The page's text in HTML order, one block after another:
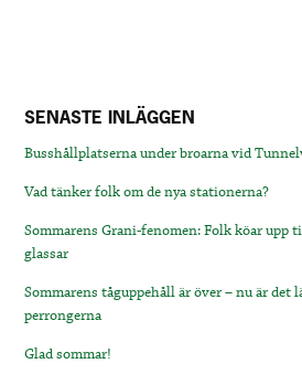
SENASTE INLÄGGEN
Busshållplatserna under broarna vid
Vad tänker folk om de nya stationerna?
Sommarens Grani-fenomen: Folk köar
glassar
Sommarens tåguppehåll är över – nu är
perrongerna
Glad sommar!